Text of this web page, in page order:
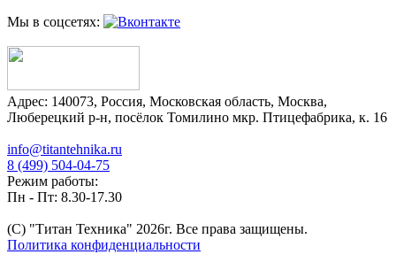
Мы в соцсетях:
Адрес: 140073, Россия, Московская область, Москва,
Люберецкий р-н, посёлок Томилино мкр. Птицефабрика, к. 16
info@titantehnika.ru
8 (499) 504-04-75
Режим работы:
Пн - Пт: 8.30-17.30
(C) "Титан Техника" 2026г. Все права защищены.
Политика конфиденциальности